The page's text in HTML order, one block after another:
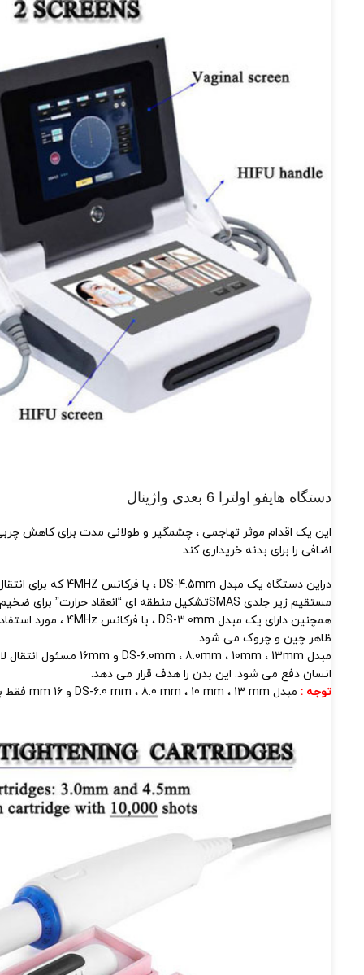
دستگاه هایفو اولترا 6 بعدی واژینال
اضافی را برای بدنه خریداری کند
مستقیم زیر جلدی SMASتشکیل منطقه ای “انعقاد حرارت” برای ضخیم تر شدن پوست ، مانند گونه ها و غیره
ظاهر چین و چروک می شود.
انسان دفع می شود. این بدن را هدف قرار می دهد.
توجه : مبدل DS-6.0 mm ، 8.0 mm ، 10 mm ، 13 mm و 16 mm فقط برای کاهش چربی بدن ، سفت شدن پوست است.